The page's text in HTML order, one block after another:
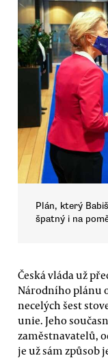
Plán, který
špatný i na
Česká vláda už
Národního plánu
necelých šest
unie. Jeho
zaměstnavatelů,
je už sám způsob